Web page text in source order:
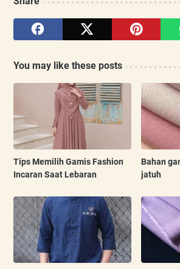
You may like these posts
Tips Memilih Gamis Fashion
Incaran Saat Lebaran
Bahan
jatuh